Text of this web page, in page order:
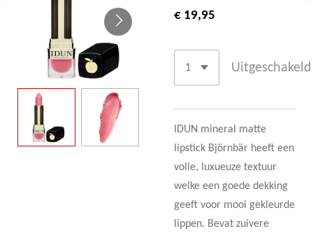
€ 19,95
Uitgeschakeld
IDUN mineral matte
lipstick Björnbär heeft een
volle, luxueuze textuur
welke een goede dekking
geeft voor mooi gekleurde
lippen. Bevat zuivere